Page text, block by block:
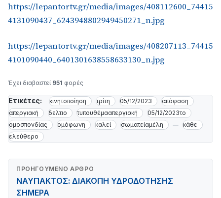
https://lepantortv.gr/media/images/408112600_74415
4131090437_6243948802949450271_n.jpg
https://lepantortv.gr/media/images/408207113_74415
4101090440_6401301638558633130_n.jpg
Έχει διαβαστεί 951 φορές
Ετικέτες: κινητοποίηση τρίτη 05/12/2023
απόφαση
απεργιακή
δελτιο τυπουθέμααπεργιακή
05/12/2023το
ομοσπονδίας
ομόφωνη καλεί σωματείαμέλη
κάθε
ελεύθερο
ΠΡΟΗΓΟΎΜΕΝΟ ΆΡΘΡΟ
ΝΑΥΠΑΚΤΟΣ: ΔΙΑΚΟΠΗ ΥΔΡΟΔΟΤΗΣΗΣ
ΣΗΜΕΡΑ